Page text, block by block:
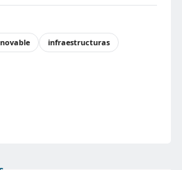
infraestructuras